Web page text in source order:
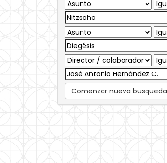
Comenzar nueva busqueda